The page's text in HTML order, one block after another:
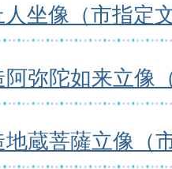
坐像（市指定
弥陀如来立像
蔵菩薩立像（